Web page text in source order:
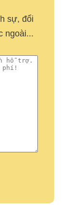
sự, đổi
ngoài...